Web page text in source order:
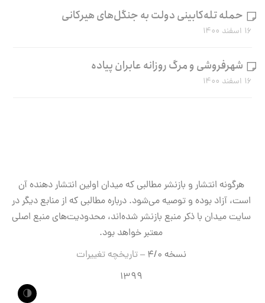
حمله تله‌کابینی دولت به جنگل‌های هیرکانی
۱۶ اسفند ۱۴۰۰
شهرفروشی و مرگ روزانه عابران پیاده
۱۶ اسفند ۱۴۰۰
هرگونه انتشار و بازنشر مطالبی که میدان اولین انتشار دهنده آن
است، آزاد بوده و توصیه می‌شود. درباره مطالبی که از منابع دیگر در
سایت میدان با ذکر منبع بازنشر شده‌اند، محدودیت‌های منبع اصلی
معتبر خواهد بود.
نسخه ۴/۰ –
تاریخچه تغییرات
۱۳۹۹
🌗